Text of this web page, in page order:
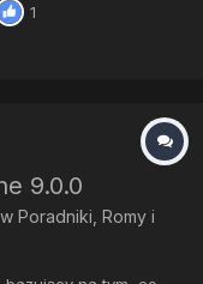
1
9.0.0
Poradniki, Romy i